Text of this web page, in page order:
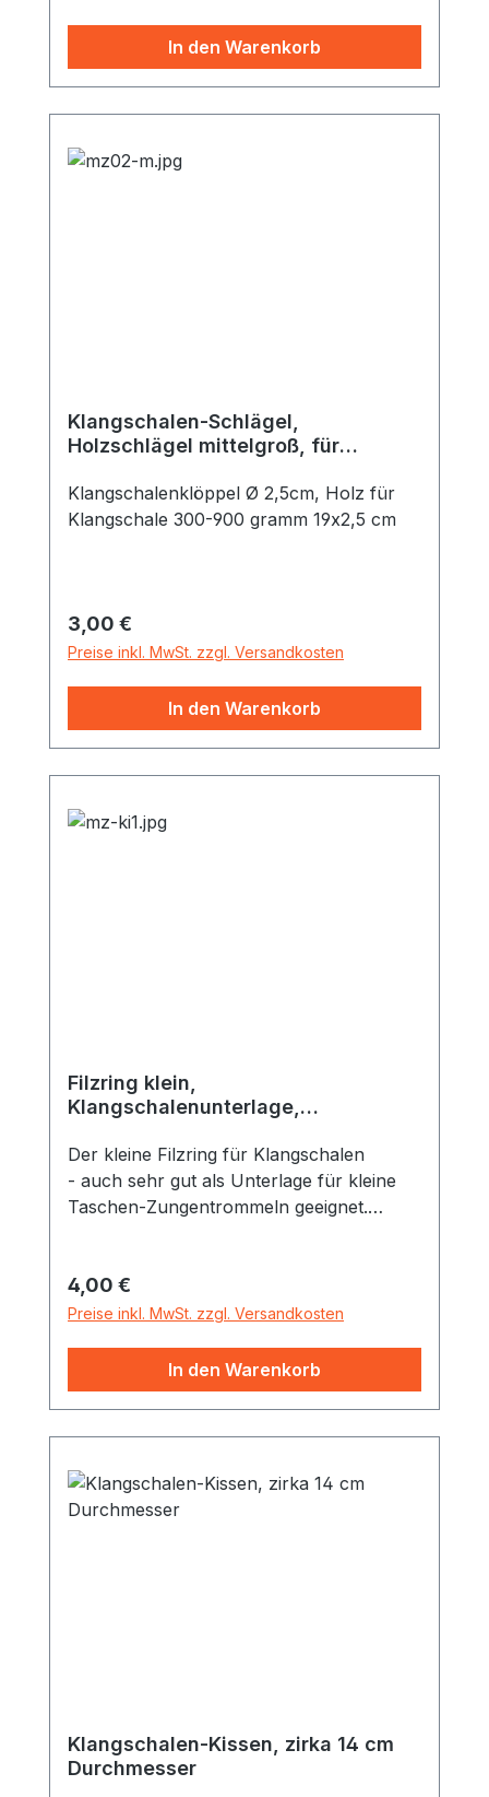
Körper 3. Das Moosgummi isoliert und die
Klangschale muss nicht vorgewärmt
werden
In den Warenkorb
Klangschalen-Schlägel,
Holzschlägel mittelgroß, für
Klangschalenklöppel Ø 2,5cm, Holz für
Klangschale 300-900 gramm 19x2,5 cm
Regulärer Preis:
3,00 €
Preise inkl. MwSt. zzgl. Versandkosten
In den Warenkorb
Filzring klein,
Klangschalenunterlage,
Der kleine Filzring für Klangschalen
- auch sehr gut als Unterlage für kleine
Taschen-Zungentrommeln geeignet.
rutschfester Baumwolle erstellt. Er
schützt die Klangschalen beim Abstellen
stets an Ort und Stelle bleibt.
Regulärer Preis:
4,00 €
Preise inkl. MwSt. zzgl. Versandkosten
In den Warenkorb
Klangschalen-Kissen, zirka 14 cm
Durchmesser